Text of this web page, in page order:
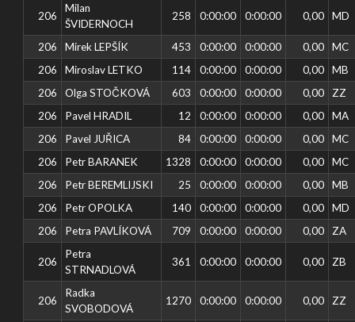
206
Milan
ŠVIDERNOCH
258 0:00:00 0:00:00 0,00 MD
206 Mirek LEPŠÍK 453 0:00:00 0:00:00 0,00
MC
206
Miroslav LETKO 114 0:00:00 0:00:00 0,00
MB
206
Olga STOČKOVÁ 603 0:00:00 0:00:00 0,00
ZZ
206
Pavel HRADIL 12 0:00:00 0:00:00 0,00
MA
206
Pavel JUŘICA 84 0:00:00 0:00:00 0,00
MC
206
Petr BARANEK 1328 0:00:00 0:00:00 0,00
MC
206
Petr BEREMLIJSKI 25 0:00:00 0:00:00 0,00
MB
206
Petr OPOLKA 140 0:00:00 0:00:00 0,00
MD
206
Petra PAVLÍKOVÁ 709 0:00:00 0:00:00 0,00 ZA
206
Petra
STRNADLOVÁ
361 0:00:00 0:00:00 0,00 ZB
206
Radka
SVOBODOVÁ
1270 0:00:00 0:00:00 0,00 ZZ